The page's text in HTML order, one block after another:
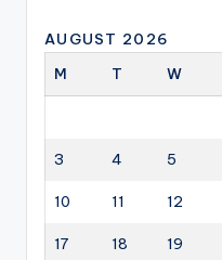
AUGUST 2026
M
T W
3 4 5
10 11 12
17 18 19